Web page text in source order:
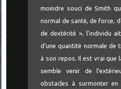
moindre souci de Smith
normal de santé, de force,
de dextérité », l'individu
d'une quantité normale de
à son repos. Il est vrai que
semble venir de
obstacles à surmonter